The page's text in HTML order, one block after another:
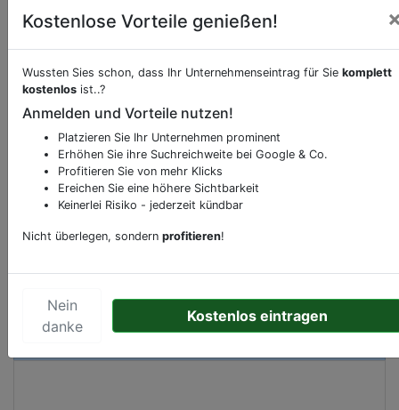
Beschreibung & Services vonKneipe
Sie möchten eine Beschreibung, Dienstleistung
oder andere relevante Informationen hinzufügen?
Klicken Sie bittehierum uns zu kontaktieren.
Gerne erweitern wir Ihren Firmeneintrag um
Sonderangebote odere besondere Services, die
Ihr Unternehmen anbietet und womit Sie sich von
Ihren Wettbewerbern abheben.
Kartenansicht Kurt-Schumacher-Allee 13in
Kostenlose Vorteile genießen!
Wussten Sies schon, dass Ihr Unternehmenseintrag für Sie komplett
kostenlos ist..?
Anmelden und Vorteile nutzen!
Platzieren Sie Ihr Unternehmen prominent
Erhöhen Sie ihre Suchreichweite bei Google & Co.
Profitieren Sie von mehr Klicks
Ereichen Sie eine höhere Sichtbarkeit
Keinerlei Risiko - jederzeit kündbar
Nicht überlegen, sondern profitieren!
Nein
danke
Kostenlos eintragen